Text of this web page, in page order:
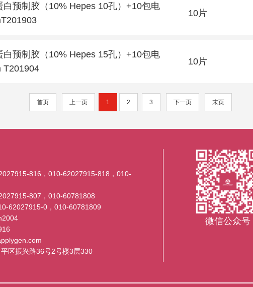
白预制胶（10% Hepes 10孔）+10包电
10片
白预制胶（10% Hepes 15孔）+10包电
T201904
10片
首页 上一页 1 2 3 下一页 末页
816，010-62027915-818，010-
807，010-60781808
62027915-0，010-60781809
区振兴路36号2号楼3层330
微信公众号